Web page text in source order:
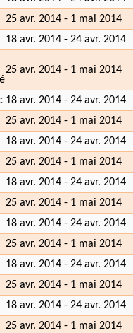
25 avr. 2014 - 1 mai 2014
18 avr. 2014 - 24 avr. 2014
25 avr. 2014 - 1 mai 2014
18 avr. 2014 - 24 avr. 2014
25 avr. 2014 - 1 mai 2014
18 avr. 2014 - 24 avr. 2014
25 avr. 2014 - 1 mai 2014
18 avr. 2014 - 24 avr. 2014
25 avr. 2014 - 1 mai 2014
18 avr. 2014 - 24 avr. 2014
25 avr. 2014 - 1 mai 2014
18 avr. 2014 - 24 avr. 2014
25 avr. 2014 - 1 mai 2014
18 avr. 2014 - 24 avr. 2014
25 avr. 2014 - 1 mai 2014